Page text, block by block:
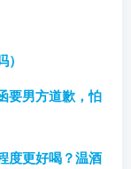
要男方道歉，怕
度更好喝？温酒